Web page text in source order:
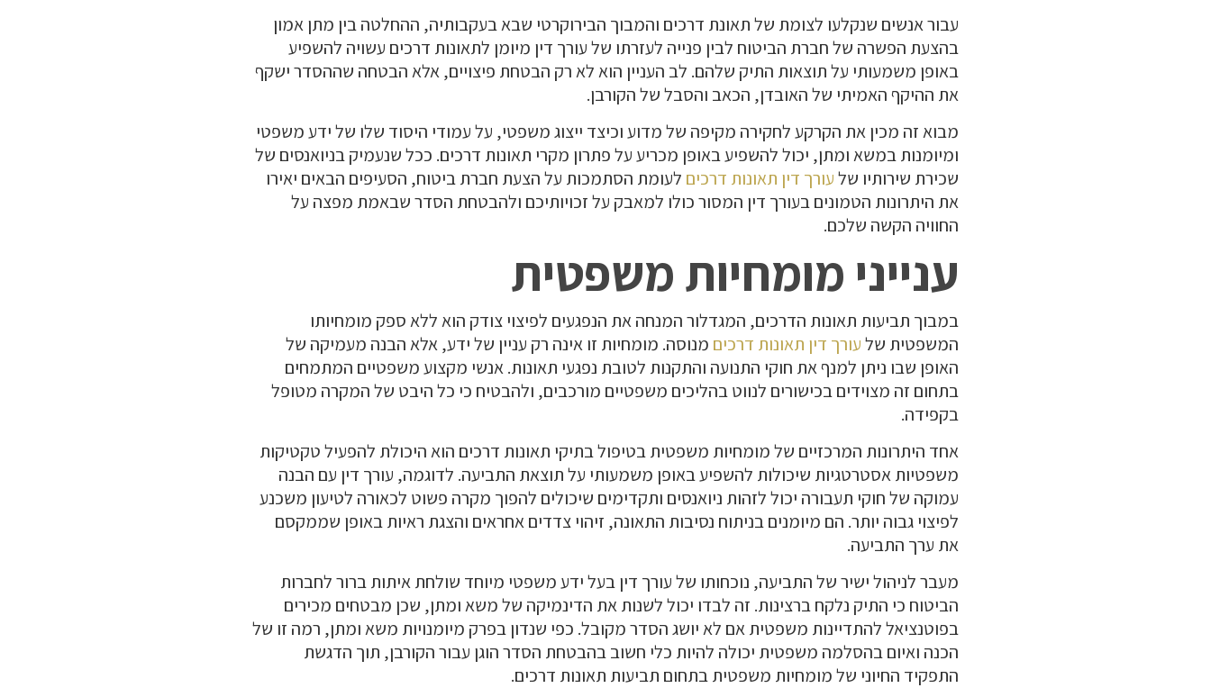
עבור אנשים שנקלעו לצומת של תאונת דרכים והמבוך הבירוקרטי שבא בעקבותיה, ההחלטה בין מתן אמון
בהצעת הפשרה של חברת הביטוח לבין פנייה לעזרתו של עורך דין מיומן לתאונות דרכים עשויה להשפיע
באופן משמעותי על תוצאות התיק שלהם. לב העניין הוא לא רק הבטחת פיצויים, אלא הבטחה שההסדר ישקף
את ההיקף האמיתי של האובדן, הכאב והסבל של הקורבן.
מבוא זה מכין את הקרקע לחקירה מקיפה של מדוע וכיצד ייצוג משפטי, על עמודי היסוד שלו של ידע משפטי
ומיומנות במשא ומתן, יכול להשפיע באופן מכריע על פתרון מקרי תאונות דרכים. ככל שנעמיק בניואנסים של
שכירת שירותיו שלעורך דין תאונות דרכים לעומת הסתמכות על הצעת חברת ביטוח, הסעיפים הבאים יאירו
את היתרונות הטמונים בעורך דין המסור כולו למאבק על זכויותיכם ולהבטחת הסדר שבאמת מפצה על
החוויה הקשה שלכם.
ענייני מומחיות משפטית
במבוך תביעות תאונות הדרכים, המגדלור המנחה את הנפגעים לפיצוי צודק הוא ללא ספק מומחיותו
המשפטית שלעורך דין תאונות דרכים מנוסה. מומחיות זו אינה רק עניין של ידע, אלא הבנה מעמיקה של
האופן שבו ניתן למנף את חוקי התנועה והתקנות לטובת נפגעי תאונות. אנשי מקצוע משפטיים המתמחים
בתחום זה מצוידים בכישורים לנווט בהליכים משפטיים מורכבים, ולהבטיח כי כל היבט של המקרה מטופל
בקפידה.
אחד היתרונות המרכזיים של מומחיות משפטית בטיפול בתיקי תאונות דרכים הוא היכולת להפעיל טקטיקות
משפטיות אסטרטגיות שיכולות להשפיע באופן משמעותי על תוצאת התביעה. לדוגמה, עורך דין עם הבנה
עמוקה של חוקי תעבורה יכול לזהות ניואנסים ותקדימים שיכולים להפוך מקרה פשוט לכאורה לטיעון משכנע
לפיצוי גבוה יותר. הם מיומנים בניתוח נסיבות התאונה, זיהוי צדדים אחראים והצגת ראיות באופן שממקסם
את ערך התביעה.
מעבר לניהול ישיר של התביעה, נוכחותו של עורך דין בעל ידע משפטי מיוחד שולחת איתות ברור לחברות
הביטוח כי התיק נלקח ברצינות. זה לבדו יכול לשנות את הדינמיקה של משא ומתן, שכן מבטחים מכירים
בפוטנציאל להתדיינות משפטית אם לא יושג הסדר מקובל. כפי שנדון בפרק מיומנויות משא ומתן, רמה זו של
הכנה ואיום בהסלמה משפטית יכולה להיות כלי חשוב בהבטחת הסדר הוגן עבור הקורבן, תוך הדגשת
התפקיד החיוני של מומחיות משפטית בתחום תביעות תאונות דרכים.